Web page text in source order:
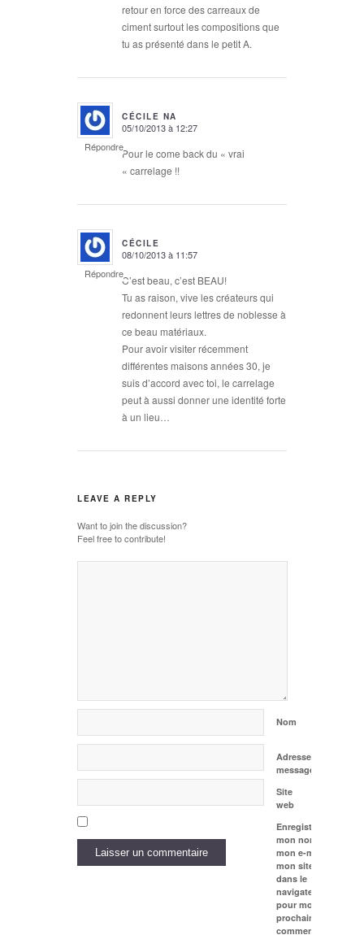
retour en force des carreaux de
ciment surtout les compositions que
tu as présenté dans le petit A.
CÉCILE NA
says:
05/10/2013 à 12:27
Pour le come back du « vrai
« carrelage !!
Répondre
CÉCILE
says:
08/10/2013 à 11:57
C’est beau, c’est BEAU!
Tu as raison, vive les créateurs qui
redonnent leurs lettres de noblesse à
ce beau matériaux.
Pour avoir visiter récemment
différentes maisons années 30, je
suis d’accord avec toi, le carrelage
peut à aussi donner une identité forte
à un lieu…
Répondre
LEAVE A REPLY
Want to join the discussion?
Feel free to contribute!
Nom
Adresse de
messagerie
Site
web
Enregistrer
mon nom,
mon e-mail et
mon site web
dans le
navigateur
pour mon
prochain
commentaire.